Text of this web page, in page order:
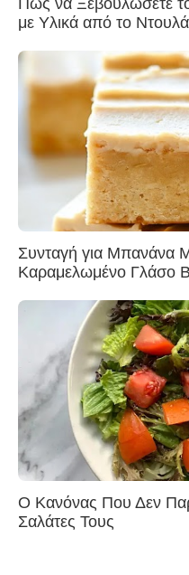
Πώς να Ξεβουλώσετε
με Υλικά από το
Συνταγή για Μπανάνα
Καραμελωμένο Γλάσο
Ο Κανόνας Που Δεν
Σαλάτες Τους